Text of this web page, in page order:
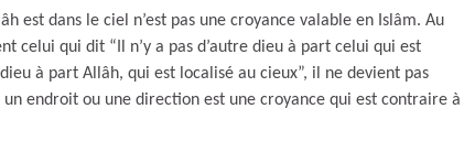
est dans le ciel n’est pas une croyance valable en Islâm. Au
celui qui dit “Il n’y a pas d’autre dieu à part celui qui est
à part Allâh, qui est localisé au cieux”, il ne devient pas
endroit ou une direction est une croyance qui est contraire à